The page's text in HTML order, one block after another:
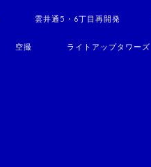
雲井通5・6丁目再開発
空撮 ライトアップタワーズ